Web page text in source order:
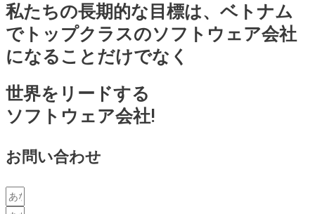
私たちの長期的な目標は、ベトナム
でトップクラスのソフトウェア会社
になることだけでなく
世界をリードする
ソフトウェア会社!
お問い合わせ